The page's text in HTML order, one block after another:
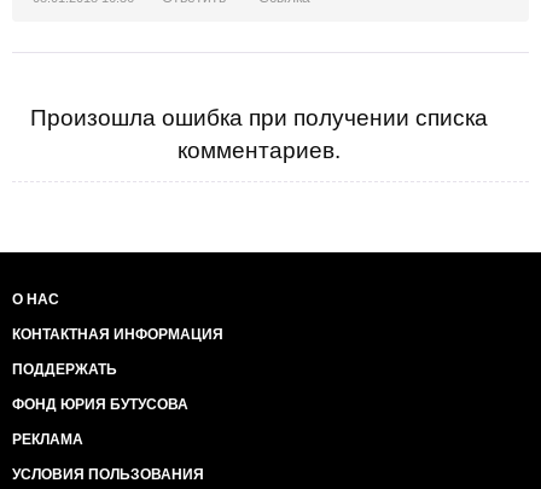
Произошла ошибка при получении списка
комментариев.
О НАС
КОНТАКТНАЯ ИНФОРМАЦИЯ
ПОДДЕРЖАТЬ
ФОНД ЮРИЯ БУТУСОВА
РЕКЛАМА
УСЛОВИЯ ПОЛЬЗОВАНИЯ